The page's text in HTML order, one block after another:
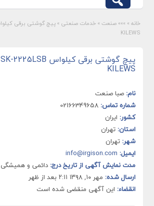
خانه » »»» صنعت » خدمات صنعتی »
KILEWS
پیچ گوشتی برقی کیلواس SK-2225LSB
KILEWS
نام: صبا صنعت
شماره تماس: 02166349658
کشور: ایران
استان: تهران
شهر: تهران
ایمیل: info@irgison.com
مدت نمایش آگهی از تاریخ درج: دائمی و همیشگی
ارسال شده: مهر ۱۰, ۱۳۹۸ ۲:۱۱ بعد از ظهر
انقضاء: این آگهی منقضی شده است